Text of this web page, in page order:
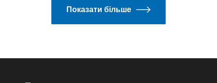
Показати більше